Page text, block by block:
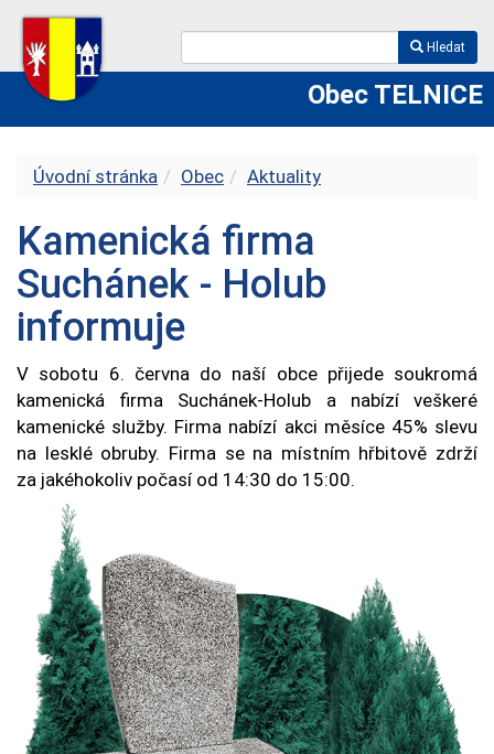
Hledat
Obec TELNICE
Úvodní stránka Obec Aktuality
Kamenická firma
Suchánek - Holub
informuje
V sobotu 6. června do naší obce přijede soukromá
kamenická firma Suchánek-Holub a nabízí veškeré
kamenické služby. Firma nabízí akci měsíce 45% slevu
na lesklé obruby. Firma se na místním hřbitově zdrží
za jakéhokoliv počasí od 14:30 do 15:00.